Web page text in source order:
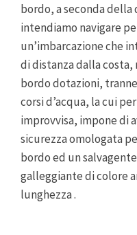
bordo, a seconda
intendiamo navigare
un’imbarcazione che
di distanza dalla costa,
bordo dotazioni,
corsi d’acqua, la cui
improvvisa, impone di
sicurezza omologata
bordo ed un
galleggiante di colore
lunghezza .